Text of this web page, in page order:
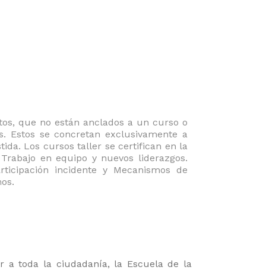
que no están anclados a un curso o
Estos se concretan exclusivamente a
Los cursos taller se certifican en la
en equipo y nuevos liderazgos.
incidente y Mecanismos de
a toda la ciudadanía, la Escuela de la